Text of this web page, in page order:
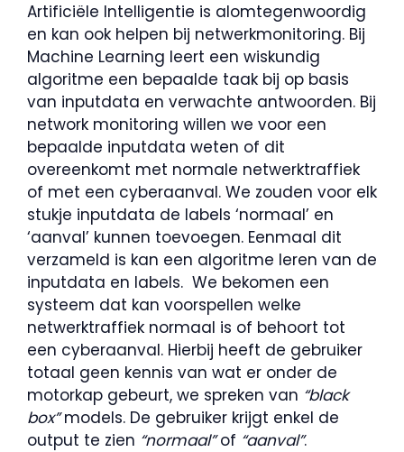
Artificiële Intelligentie is alomtegenwoordig
en kan ook helpen bij netwerkmonitoring. Bij
Machine Learning leert een wiskundig
algoritme een bepaalde taak bij op basis
van inputdata en verwachte antwoorden. Bij
network monitoring willen we voor een
bepaalde inputdata weten of dit
overeenkomt met normale netwerktraffiek
of met een cyberaanval. We zouden voor elk
stukje inputdata de labels ‘normaal’ en
‘aanval’ kunnen toevoegen. Eenmaal dit
verzameld is kan een algoritme leren van de
inputdata en labels. We bekomen een
systeem dat kan voorspellen welke
netwerktraffiek normaal is of behoort tot
een cyberaanval. Hierbij heeft de gebruiker
totaal geen kennis van wat er onder de
motorkap gebeurt, we spreken van “black
box”models. De gebruiker krijgt enkel de
output te zien “normaal”of “aanval”.